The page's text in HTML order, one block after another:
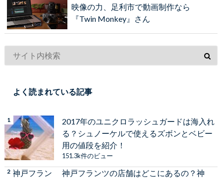
映像の力、足利市で動画制作なら
『Twin Monkey』さん
よく読まれている記事
2017年のユニクロラッシュガードは海入れ
る？シュノーケルで使えるズボンとベビー
用の値段を紹介！
151.3k件のビュー
神戸フランツの店舗はどこにあるの？神